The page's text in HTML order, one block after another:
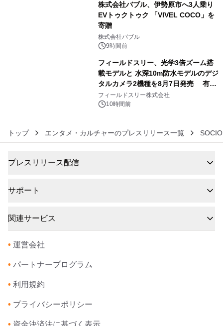
株式会社バブル、伊勢原市へ3人乗り
EVトゥクトゥク 「VIVEL COCO」を
寄贈
株式会社バブル
9時間前
フィールドスリー、光学3倍ズーム搭
載モデルと 水深10m防水モデルのデジ
タルカメラ2機種を8月7日発売 有効
約1300万画素、用途別に選べるコンデ
ジ新登場
フィールドスリー株式会社
10時間前
トップ エンタメ・カルチャーのプレスリリース一覧
プレスリリース配信
サポート
関連サービス
• 運営会社
• パートナープログラム
• 利用規約
• プライバシーポリシー